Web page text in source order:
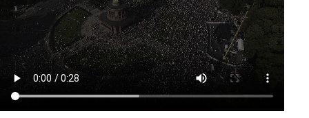
Sachsen-Anhalt braucht Lösungen für Schule, Pflege,
Wirtschaft, Infrastruktur und die Kommunen. Diese Probleme
werden nicht kleiner, wenn im Landtag zuerst auf Parteifarbe
und erst danach auf den Inhalt geschaut wird.
🟩🟩🟦🟦🟥🟥🟧🟧